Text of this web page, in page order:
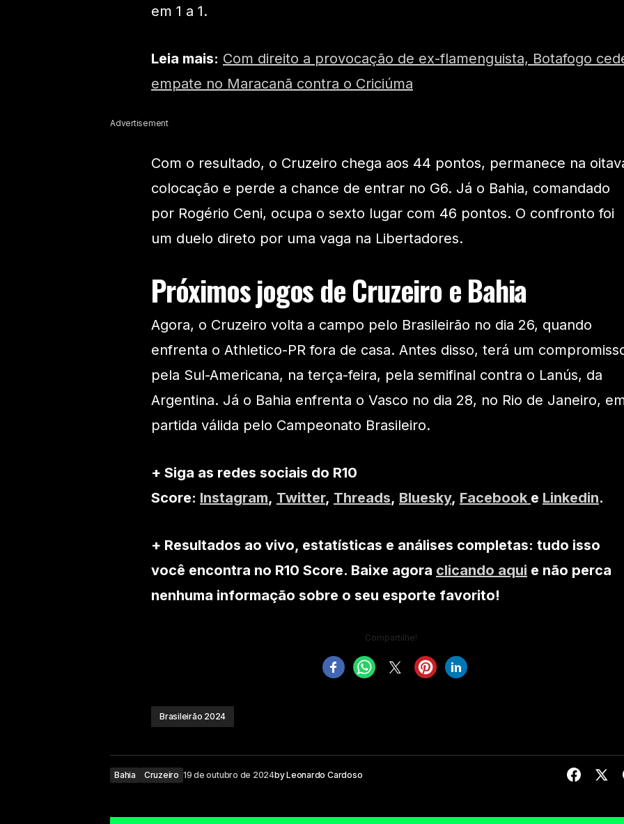
em 1 a 1.
Leia mais: Com direito a provocação de ex-flamenguista, Botafogo
empate no Maracanã contra o Criciúma
Advertisement
Com o resultado, o Cruzeiro chega aos 44 pontos, permanece na
colocação e perde a chance de entrar no G6. Já o Bahia, comandado
por Rogério Ceni, ocupa o sexto lugar com 46 pontos. O confronto foi
um duelo direto por uma vaga na Libertadores.
Próximos jogos de Cruzeiro e Bahia
Agora, o Cruzeiro volta a campo pelo Brasileirão no dia 26, quando
enfrenta o Athletico-PR fora de casa. Antes disso, terá um
pela Sul-Americana, na terça-feira, pela semifinal contra o Lanús, da
Argentina. Já o Bahia enfrenta o Vasco no dia 28, no Rio de Janeiro,
partida válida pelo Campeonato Brasileiro.
+ Siga as redes sociais do R10
Score: Instagram, Twitter, Threads, Bluesky, Facebook e Linkedin.
+ Resultados ao vivo, estatísticas e análises completas: tudo isso
você encontra no R10 Score. Baixe agora clicando aqui e não perca
nenhuma informação sobre o seu esporte favorito!
Compartilhe!
Brasileirão 2024
Bahia Cruzeiro 19 de outubro de 2024byLeonardo Cardoso